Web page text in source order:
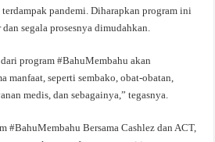
pandemi. Diharapkan program ini
segala prosesnya dimudahkan.
program #BahuMembahu akan
manfaat, seperti sembako, obat-obatan,
medis, dan sebagainya,” tegasnya.
#BahuMembahu Bersama Cashlez dan ACT,